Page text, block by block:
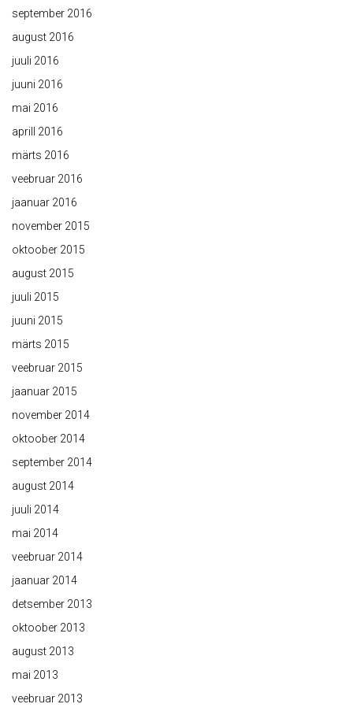
september 2016
august 2016
juuli 2016
juuni 2016
mai 2016
aprill 2016
märts 2016
veebruar 2016
jaanuar 2016
november 2015
oktoober 2015
august 2015
juuli 2015
juuni 2015
märts 2015
veebruar 2015
jaanuar 2015
november 2014
oktoober 2014
september 2014
august 2014
juuli 2014
mai 2014
veebruar 2014
jaanuar 2014
detsember 2013
oktoober 2013
august 2013
mai 2013
veebruar 2013